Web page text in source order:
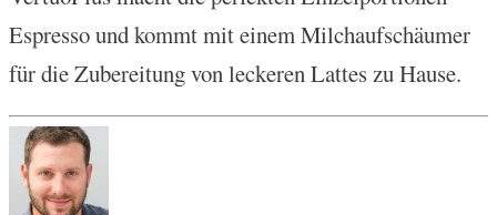
Espresso und kommt mit einem Milchaufschäumer
für die Zubereitung von leckeren Lattes zu Hause.